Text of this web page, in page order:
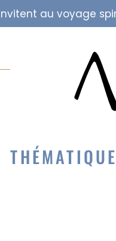
au voyage